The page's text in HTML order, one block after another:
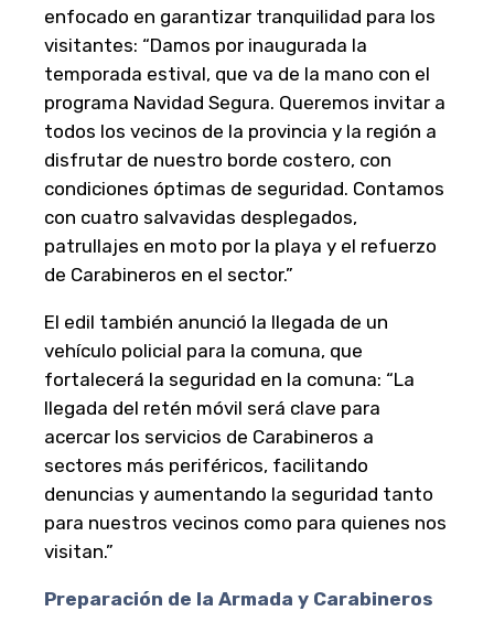
enfocado en garantizar tranquilidad para los
visitantes: “Damos por inaugurada la
temporada estival, que va de la mano con el
programa Navidad Segura. Queremos invitar a
todos los vecinos de la provincia y la región a
disfrutar de nuestro borde costero, con
condiciones óptimas de seguridad. Contamos
con cuatro salvavidas desplegados,
patrullajes en moto por la playa y el refuerzo
de Carabineros en el sector.”
El edil también anunció la llegada de un
vehículo policial para la comuna, que
fortalecerá la seguridad en la comuna: “La
llegada del retén móvil será clave para
acercar los servicios de Carabineros a
sectores más periféricos, facilitando
denuncias y aumentando la seguridad tanto
para nuestros vecinos como para quienes nos
visitan.”
Preparación de la Armada y Carabineros